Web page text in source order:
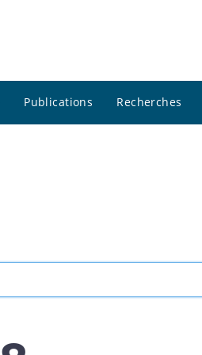
Publications Recherches